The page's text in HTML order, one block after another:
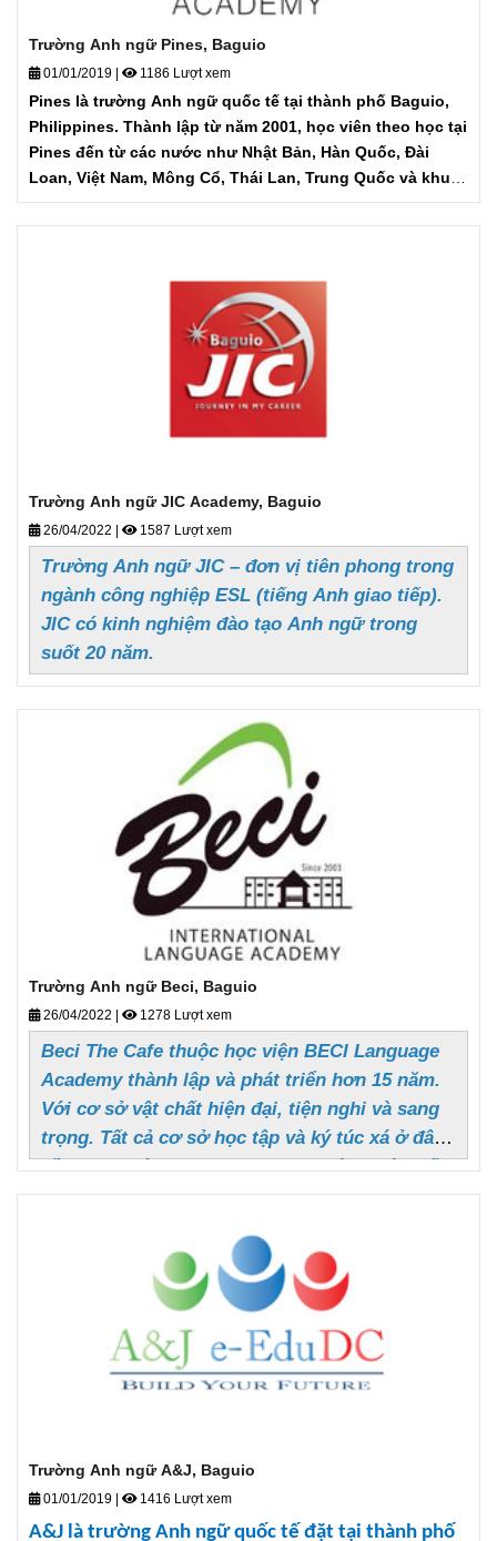
Trường Anh ngữ Pines, Baguio
01/01/2019 1186 Lượt xem
Pines là trường Anh ngữ quốc tế tại thành phố Baguio,
Philippines. Thành lập từ năm 2001, học viên theo học tại
Pines đến từ các nước như Nhật Bản, Hàn Quốc, Đài
Loan, Việt Nam, Mông Cổ, Thái Lan, Trung Quốc và khu
vực Trung Đông. Pines chuyên đào tạo các khóa học
giao tiếp ESL và luyện thi IELTS đảm bảo.
Trường Anh ngữ JIC Academy, Baguio
26/04/2022 1587 Lượt xem
Trường Anh ngữ JIC – đơn vị tiên phong trong
ngành công nghiệp ESL (tiếng Anh giao tiếp).
JIC có kinh nghiệm đào tạo Anh ngữ trong
suốt 20 năm.
Trường Anh ngữ Beci, Baguio
26/04/2022 | 1278 Lượt xem
Beci The Cafe thuộc học viện BECI Language
Academy thành lập và phát triển hơn 15 năm.
Với cơ sở vật chất hiện đại, tiện nghi và sang
trọng. Tất cả cơ sở học tập và ký túc xá ở đây
đều được xây dựng theo phong cách, nội thất
và cách bày trí cũng thể hiện rất đặc trưng
Trường Anh ngữ A&J, Baguio
01/01/2019 1416 Lượt xem
A&J là trường Anh ngữ quốc tế đặt tại thành phố